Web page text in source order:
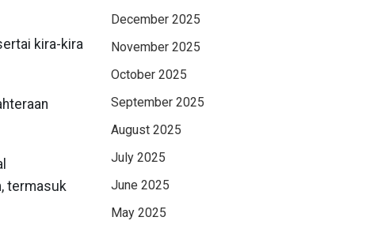
kira-kira
termasuk
December 2025
November 2025
October 2025
September 2025
August 2025
July 2025
June 2025
May 2025